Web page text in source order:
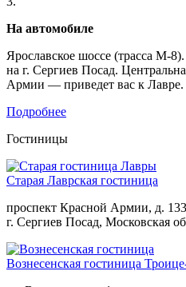
На автомобиле
Ярославское шоссе (трасса М-
на г. Сергиев Посад.
Армии — приведет вас к Лавре.
Подробнее
Гостиницы
Старая Лаврская гостиница
проспект Красной Армии, д.
г. Сергиев Посад, Московская
Вознесенская гостиница